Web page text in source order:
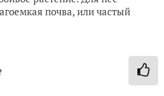
почва, или частый